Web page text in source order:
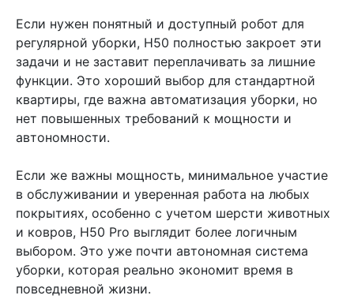
Если нужен понятный и доступный робот для
регулярной уборки, H50 полностью закроет эти
задачи и не заставит переплачивать за лишние
функции. Это хороший выбор для стандартной
квартиры, где важна автоматизация уборки, но
нет повышенных требований к мощности и
автономности.
Если же важны мощность, минимальное участие
в обслуживании и уверенная работа на любых
покрытиях, особенно с учетом шерсти животных
и ковров, H50 Pro выглядит более логичным
выбором. Это уже почти автономная система
уборки, которая реально экономит время в
повседневной жизни.